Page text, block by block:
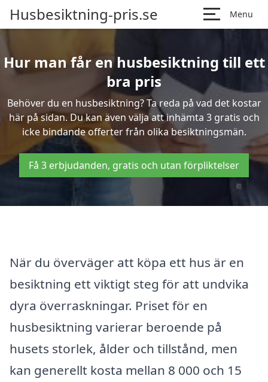
Husbesiktning-pris.se Menu
Hur man får en husbesiktning till ett
bra pris
Behöver du en husbesiktning? Ta reda på vad det kostar
här på sidan. Du kan även välja att inhämta 3 gratis och
icke bindande offerter från olika besiktningsmän.
Få 3 erbjudanden, gratis och utan förpliktelser
När du överväger att köpa ett hus är en
besiktning ett viktigt steg för att undvika
dyra överraskningar. Priset för en
husbesiktning varierar beroende på
husets storlek, ålder och tillstånd, men
kan generellt kosta mellan 8 000 och 15